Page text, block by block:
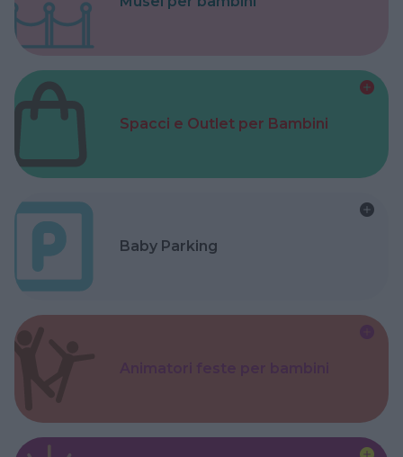
Spacci e Outlet per Bambini
Baby Parking